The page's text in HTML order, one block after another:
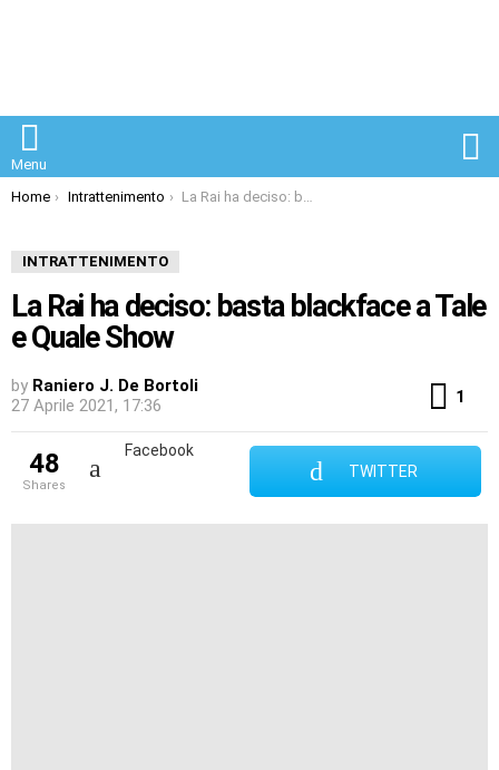
Menu
You are here:
Home Intrattenimento La Rai ha deciso: basta blackface a Tale e Quale Show
INTRATTENIMENTO
La Rai ha deciso: basta blackface a Tale
e Quale Show
by Raniero J. De Bortoli
27 Aprile 2021, 17:36
1
48
shares
Facebook
TWITTER